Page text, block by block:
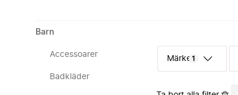
Barn
Accessoarer
Badkläder
Märke 1